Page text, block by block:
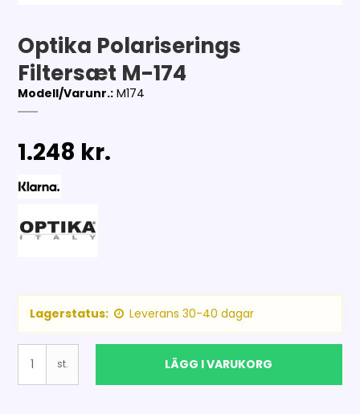
Optika Polariserings
Filtersæt M-174
Modell/Varunr.: M174
1.248 kr.
Lagerstatus: Leverans 30-40 dagar
st. LÄGG I VARUKORG